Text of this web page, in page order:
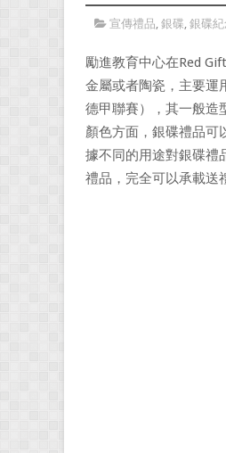
宣傳禮品, 銀碟, 銀碟
勵進教育中心在Red
金屬或者陶瓷，主要運
德甲聯賽），其一般造
顏色方面，銀碟禮品可
據不同的用途對銀碟禮
禮品，完全可以承載送